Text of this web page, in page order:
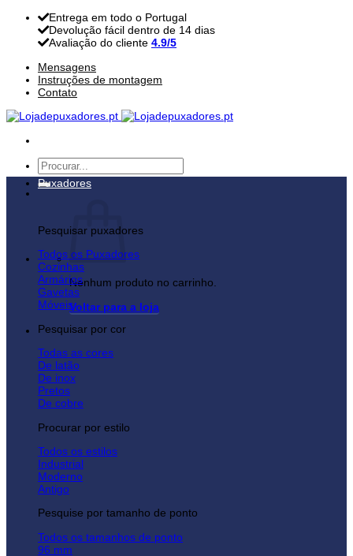
Skip
content
Entrega em todo o Portugal
Devolução fácil dentro de 14 dias
Avaliação do cliente 4.9/5
Mensagens
Instruções de montagem
Contato
Pesquisar
por:
Nenhum produto no carrinho.
Voltar para a loja
Puxadores
Pesquisar puxadores
Todos os Puxadores
Cozinhas
Armários
Gavetas
Móveis
Pesquisar por cor
Todas as cores
De latão
De inox
Pretos
De cobre
Procurar por estilo
Todos os estilos
Industrial
Moderno
Antigo
Pesquise por tamanho de ponto
Todos os tamanhos de ponto
96 mm